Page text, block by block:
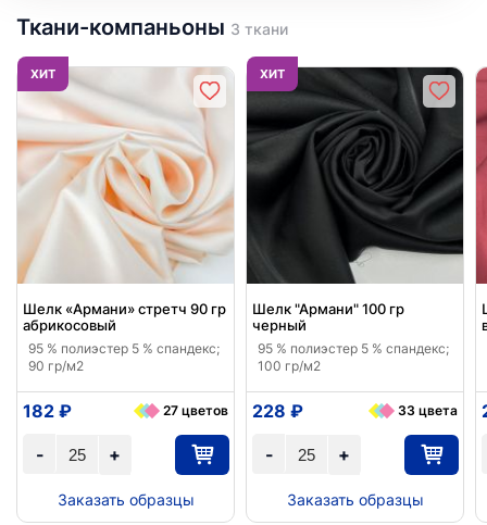
Ткани-компаньоны 3 ткани
ХИТ
Шелк «Армани» стретч 90 гр
абрикосовый
95 % полиэстер 5 % спандекс;
90 гр/м2
+
-
182 ₽ 27 цветов
Заказать образцы
ХИТ
Шелк "Армани" 100 гр
черный
95 % полиэстер 5 % спандекс;
100 гр/м2
+
-
228 ₽ 33 цвета
Заказать образцы